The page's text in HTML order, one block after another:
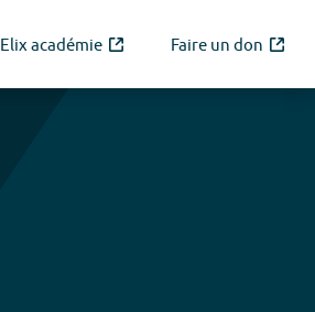
Elix académie Faire un don